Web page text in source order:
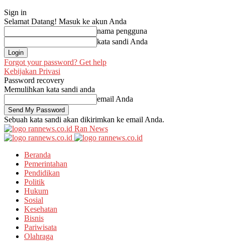
Sign in
Selamat Datang! Masuk ke akun Anda
nama pengguna
kata sandi Anda
Forgot your password? Get help
Kebijakan Privasi
Password recovery
Memulihkan kata sandi anda
email Anda
Sebuah kata sandi akan dikirimkan ke email Anda.
Ran News
Beranda
Pemerintahan
Pendidikan
Politik
Hukum
Sosial
Kesehatan
Bisnis
Pariwisata
Olahraga